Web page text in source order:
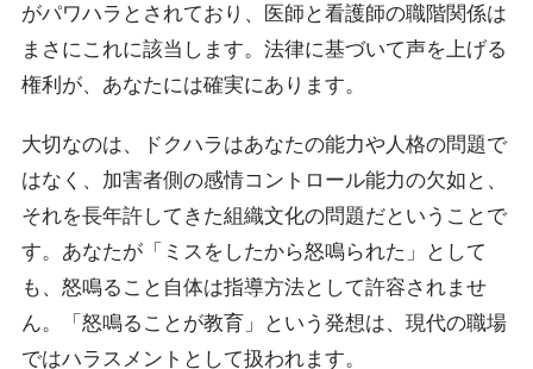
がパワハラとされており、医師と看護師の職階関係は
まさにこれに該当します。法律に基づいて声を上げる
権利が、あなたには確実にあります。
大切なのは、ドクハラはあなたの能力や人格の問題で
はなく、 加害者側の感情コントロール能力の欠如と、
それを長年許してきた組織文化の問題だということで
す。あなたが「ミスをしたから怒鳴られた」として
も、怒鳴ること自体は指導方法として許容されませ
ん。「怒鳴ることが教育」という発想は、現代の職場
ではハラスメントとして扱われます。